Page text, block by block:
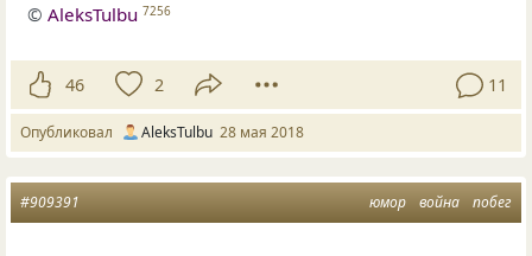
©AleksTulbu 7256
46 2 11
Опубликовал AleksTulbu 28 мая 2018
юмор война побег
#909391